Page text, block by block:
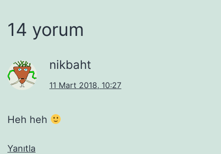
14 yorum
nikbaht
11 Mart 2018, 10:27
Heh heh
Yanıtla